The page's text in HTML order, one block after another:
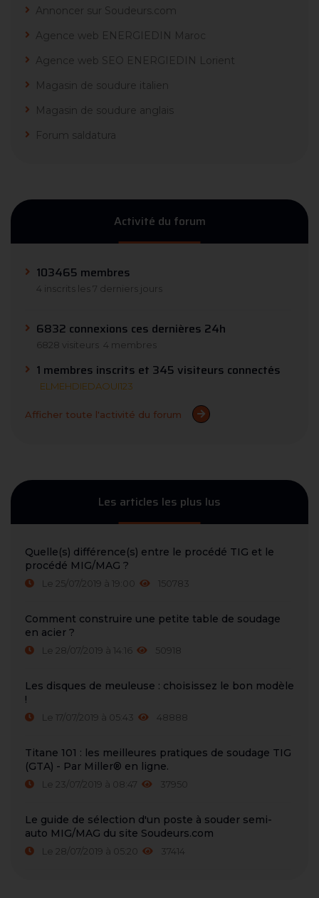
Annoncer sur Soudeurs.com
Agence web ENERGIEDIN Maroc
Agence web SEO ENERGIEDIN Lorient
Magasin de soudure italien
Magasin de soudure anglais
Forum saldatura
Activité du forum
103465 membres
4 inscrits les 7 derniers jours
6832 connexions ces dernières 24h
6828 visiteurs 4 membres
1 membres inscrits et 345 visiteurs connectés
ELMEHDIEDAOUI123
Afficher toute l'activité du forum
Les articles les plus lus
Quelle(s) différence(s) entre le procédé TIG et le
procédé MIG/MAG ?
Le 25/07/2019 à 19:00 150783
Comment construire une petite table de soudage
en acier ?
Le 28/07/2019 à 14:16 50918
Les disques de meuleuse : choisissez le bon modèle
!
Le 17/07/2019 à 05:43 48888
Titane 101 : les meilleures pratiques de soudage TIG
(GTA) - Par Miller® en ligne.
Le 23/07/2019 à 08:47 37950
Le guide de sélection d'un poste à souder semi-
auto MIG/MAG du site Soudeurs.com
Le 28/07/2019 à 05:20 37414